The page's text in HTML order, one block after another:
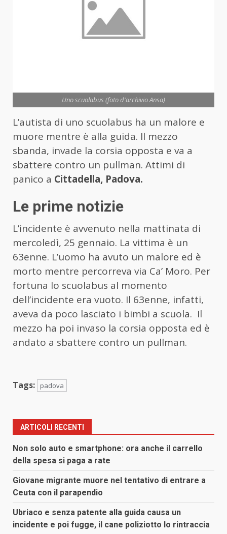
Uno scuolabus (foto d'archivio Ansa)
L’autista di uno scuolabus ha un malore e
muore mentre è alla guida. Il mezzo
sbanda, invade la corsia opposta e va a
sbattere contro un pullman. Attimi di
panico a Cittadella, Padova.
Le prime notizie
L’incidente è avvenuto nella mattinata di
mercoledì, 25 gennaio. La vittima è un
63enne. L’uomo ha avuto un malore ed è
morto mentre percorreva via Ca’ Moro. Per
fortuna lo scuolabus al momento
dell’incidente era vuoto. Il 63enne, infatti,
aveva da poco lasciato i bimbi a scuola. Il
mezzo ha poi invaso la corsia opposta ed è
andato a sbattere contro un pullman.
Tags: padova
ARTICOLI RECENTI
Non solo auto e smartphone: ora anche il carrello
della spesa si paga a rate
Giovane migrante muore nel tentativo di entrare a
Ceuta con il parapendio
Ubriaco e senza patente alla guida causa un
incidente e poi fugge, il cane poliziotto lo rintraccia